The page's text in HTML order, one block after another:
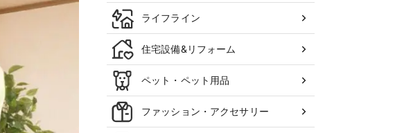
ライフライン
住宅設備&リフォーム
ペット・ペット用品
ファッション・アクセサリー